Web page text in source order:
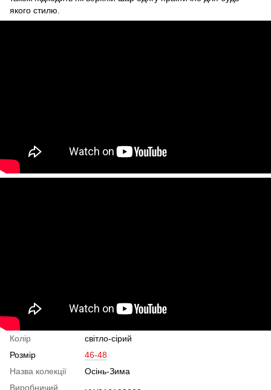
якого стилю.
Колір
світло-сірий
Розмір
46-48
Назва колекції
Осінь-Зима
Виробничий